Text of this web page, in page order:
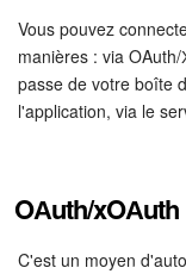
BI Builder
Espace des
Vous pouvez
manières : via
passe de votre boîte
l'application, via le
OАuth/xOАuth
C'est un moyen